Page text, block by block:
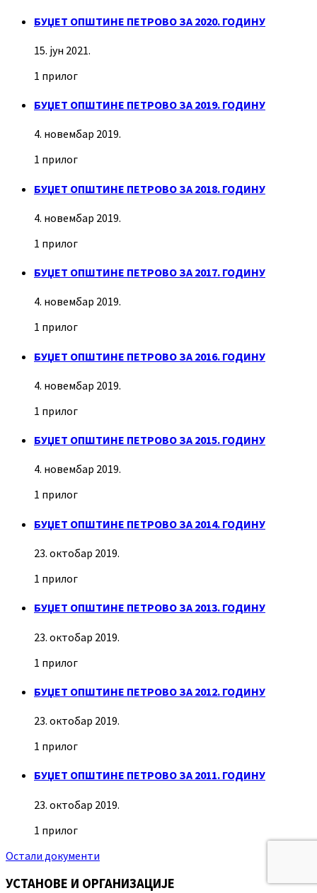
БУЏЕТ ОПШТИНЕ ПЕТРОВО ЗА 2020. ГОДИНУ
15. јун 2021.
1 прилог
БУЏЕТ ОПШТИНЕ ПЕТРОВО ЗА 2019. ГОДИНУ
4. новембар 2019.
1 прилог
БУЏЕТ ОПШТИНЕ ПЕТРОВО ЗА 2018. ГОДИНУ
4. новембар 2019.
1 прилог
БУЏЕТ ОПШТИНЕ ПЕТРОВО ЗА 2017. ГОДИНУ
4. новембар 2019.
1 прилог
БУЏЕТ ОПШТИНЕ ПЕТРОВО ЗА 2016. ГОДИНУ
4. новембар 2019.
1 прилог
БУЏЕТ ОПШТИНЕ ПЕТРОВО ЗА 2015. ГОДИНУ
4. новембар 2019.
1 прилог
БУЏЕТ ОПШТИНЕ ПЕТРОВО ЗА 2014. ГОДИНУ
23. октобар 2019.
1 прилог
БУЏЕТ ОПШТИНЕ ПЕТРОВО ЗА 2013. ГОДИНУ
23. октобар 2019.
1 прилог
БУЏЕТ ОПШТИНЕ ПЕТРОВО ЗА 2012. ГОДИНУ
23. октобар 2019.
1 прилог
БУЏЕТ ОПШТИНЕ ПЕТРОВО ЗА 2011. ГОДИНУ
23. октобар 2019.
1 прилог
Остали документи
УСТАНОВЕ И ОРГАНИЗАЦИЈЕ